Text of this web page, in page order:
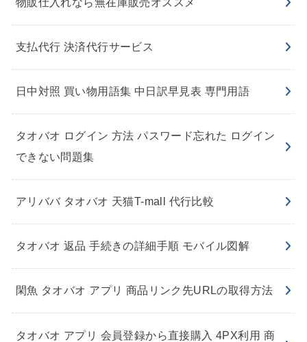
物販仕入れなら無在庫販売オススメ
支払代行 決済代行サービス
日中対照 買い物用語集 中日訳早見表 専門用語
タオバオ ログイン 方法 パスワード忘れた ログイン
できない問題集
アリババ タオバオ 天猫T-mall 代行比較
タオバオ 返品 手続きの詳細手順 モバイル図解
閑魚 タオバオ アプリ 商品リンク先URLの取得方法
タオバオ アプリ 会員登録から直接購入 4PX利用 商